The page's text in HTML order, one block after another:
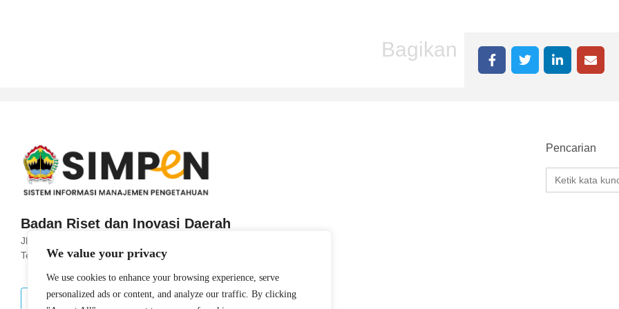
We value your privacy
We use cookies to enhance your browsing experience, serve
personalized ads or content, and analyze our traffic. By clicking
Bagikan
Badan Riset dan Inovasi Daerah
Jl. Imam Bonjol No.190, Sekayu, Kec. Semarang
Tengah, Kota Semarang, Jawa Tengah 50131
Pencarian
Search
for: